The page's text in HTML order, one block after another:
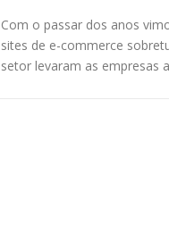
Com o passar dos anos
sites de e-commerce
setor levaram as empresas